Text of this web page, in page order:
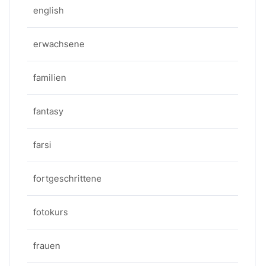
english
erwachsene
familien
fantasy
farsi
fortgeschrittene
fotokurs
frauen